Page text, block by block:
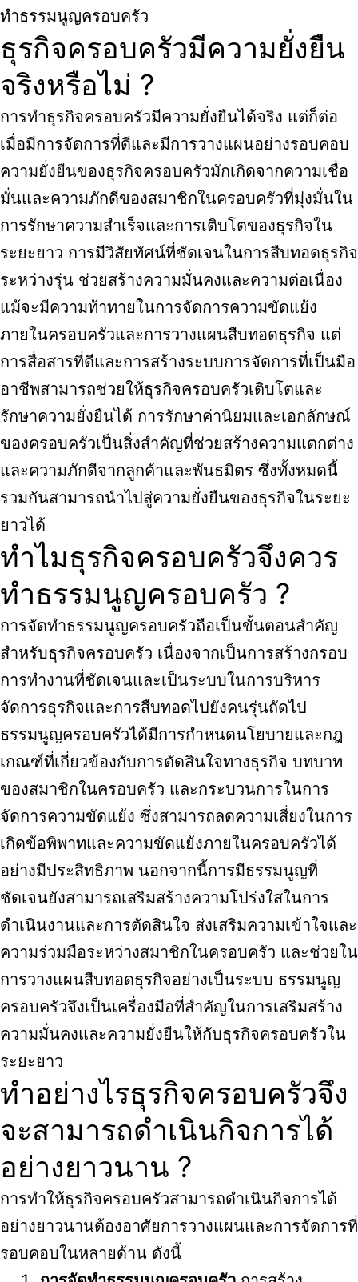
ทำธรรมนูญครอบครัว
ธุรกิจครอบครัวมีความยั่งยืน
จริงหรือไม่ ?
การทำธุรกิจครอบครัวมีความยั่งยืนได้จริง แต่ก็ต่อ
เมื่อมีการจัดการที่ดีและมีการวางแผนอย่างรอบคอบ
ความยั่งยืนของธุรกิจครอบครัวมักเกิดจากความเชื่อ
มั่นและความภักดีของสมาชิกในครอบครัวที่มุ่งมั่นใน
การรักษาความสำเร็จและการเติบโตของธุรกิจใน
ระยะยาว การมีวิสัยทัศน์ที่ชัดเจนในการสืบทอดธุรกิจ
ระหว่างรุ่น ช่วยสร้างความมั่นคงและความต่อเนื่อง
แม้จะมีความท้าทายในการจัดการความขัดแย้ง
ภายในครอบครัวและการวางแผนสืบทอดธุรกิจ แต่
การสื่อสารที่ดีและการสร้างระบบการจัดการที่เป็นมือ
อาชีพสามารถช่วยให้ธุรกิจครอบครัวเติบโตและ
รักษาความยั่งยืนได้ การรักษาค่านิยมและเอกลักษณ์
ของครอบครัวเป็นสิ่งสำคัญที่ช่วยสร้างความแตกต่าง
และความภักดีจากลูกค้าและพันธมิตร ซึ่งทั้งหมดนี้
รวมกันสามารถนำไปสู่ความยั่งยืนของธุรกิจในระยะ
ยาวได้
ทำไมธุรกิจครอบครัวจึงควร
ทำธรรมนูญครอบครัว ?
การจัดทำธรรมนูญครอบครัวถือเป็นขั้นตอนสำคัญ
สำหรับธุรกิจครอบครัว เนื่องจากเป็นการสร้างกรอบ
การทำงานที่ชัดเจนและเป็นระบบในการบริหาร
จัดการธุรกิจและการสืบทอดไปยังคนรุ่นถัดไป
ธรรมนูญครอบครัวได้มีการกำหนดนโยบายและกฎ
เกณฑ์ที่เกี่ยวข้องกับการตัดสินใจทางธุรกิจ บทบาท
ของสมาชิกในครอบครัว และกระบวนการในการ
จัดการความขัดแย้ง ซึ่งสามารถลดความเสี่ยงในการ
เกิดข้อพิพาทและความขัดแย้งภายในครอบครัวได้
อย่างมีประสิทธิภาพ นอกจากนี้การมีธรรมนูญที่
ชัดเจนยังสามารถเสริมสร้างความโปร่งใสในการ
ดำเนินงานและการตัดสินใจ ส่งเสริมความเข้าใจและ
ความร่วมมือระหว่างสมาชิกในครอบครัว และช่วยใน
การวางแผนสืบทอดธุรกิจอย่างเป็นระบบ ธรรมนูญ
ครอบครัวจึงเป็นเครื่องมือที่สำคัญในการเสริมสร้าง
ความมั่นคงและความยั่งยืนให้กับธุรกิจครอบครัวใน
ระยะยาว
ทำอย่างไรธุรกิจครอบครัวจึง
จะสามารถดำเนินกิจการได้
อย่างยาวนาน ?
การทำให้ธุรกิจครอบครัวสามารถดำเนินกิจการได้
อย่างยาวนานต้องอาศัยการวางแผนและการจัดการที่
รอบคอบในหลายด้าน ดังนี้